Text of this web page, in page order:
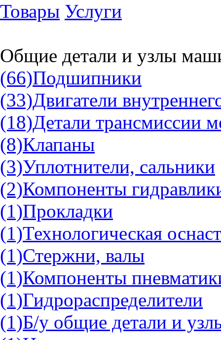
Товары Услуги
Общие детали и узлы
(66)Подшипники
(33)Двигатели
(18)Детали трансмиссии
(8)Клапаны
(3)Уплотнители, сальники
(2)Компоненты
(1)Прокладки
(1)Технологическая
(1)Стержни, валы
(1)Компоненты
(1)Гидрораспределители
(1)Б/у общие детали и